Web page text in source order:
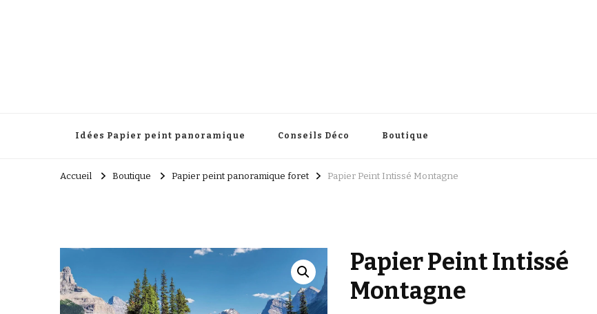
Idées Papier peint panoramique Conseils Déco Boutique
Accueil Boutique Papier peint panoramique foret Papier Peint Intissé Montagne
Papier Peint Intissé
Montagne